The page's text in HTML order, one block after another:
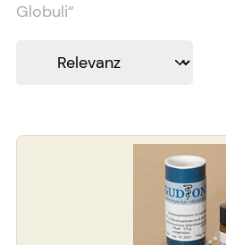
Globuli“